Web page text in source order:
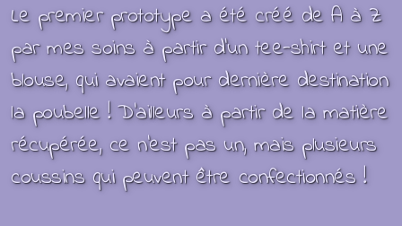
Le premier prototype a été créé de A à Z
par mes soins à partir d’un tee-shirt et une
blouse, qui avaient pour dernière destination
la poubelle !D’ailleurs à partir de la matière
récupérée, ce n’est pas un, mais plusieurs
coussins qui peuvent être confectionnés !